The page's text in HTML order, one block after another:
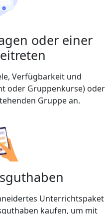
oder einer
Verfügbarkeit und
oder Gruppenkurse) oder
Gruppe an.
Unterrichtspaket
kaufen, um mit